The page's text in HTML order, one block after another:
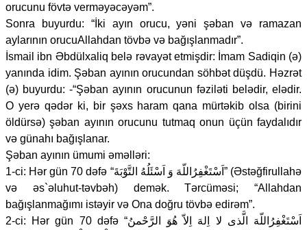
orucunu fövtə verməyəcəyəm”.
Sonra buyurdu: “İki ayın orucu, yəni şəban və ramazan
aylarının orucuAllahdan tövbə və bağışlanmadır”.
İsmail ibn Əbdülxaliq belə rəvayət etmişdir: İmam Sadiqin (ə)
yanında idim. Şəban ayının orucundan söhbət düşdü. Həzrət
(ə) buyurdu: -“Şəban ayının orucunun fəziləti belədir, elədir.
O yerə qədər ki, bir şəxs haram qana mürtəkib olsa (birini
öldürsə) şəban ayının orucunu tutmaq onun üçün faydalıdır
və günahı bağışlanar.
Şəban ayının ümumi əməlləri:
1-ci: Hər gün 70 dəfə “اَسْتَغْفِرُاللّهَ وَ اَسْئَلُهُ التَّوْبَةَ” (Əstəğfirullahə
və əs`əluhut-təvbəh) demək. Tərcüməsi; “Allahdan
bağışlanmağımı istəyir və Ona doğru tövbə edirəm”.
2-ci: Hər gün 70 dəfə “اَسْتَغْفِرُاللّهَ الَّذى لا اِلهَ اِلاّ هُوَ الرَّحْمنُ